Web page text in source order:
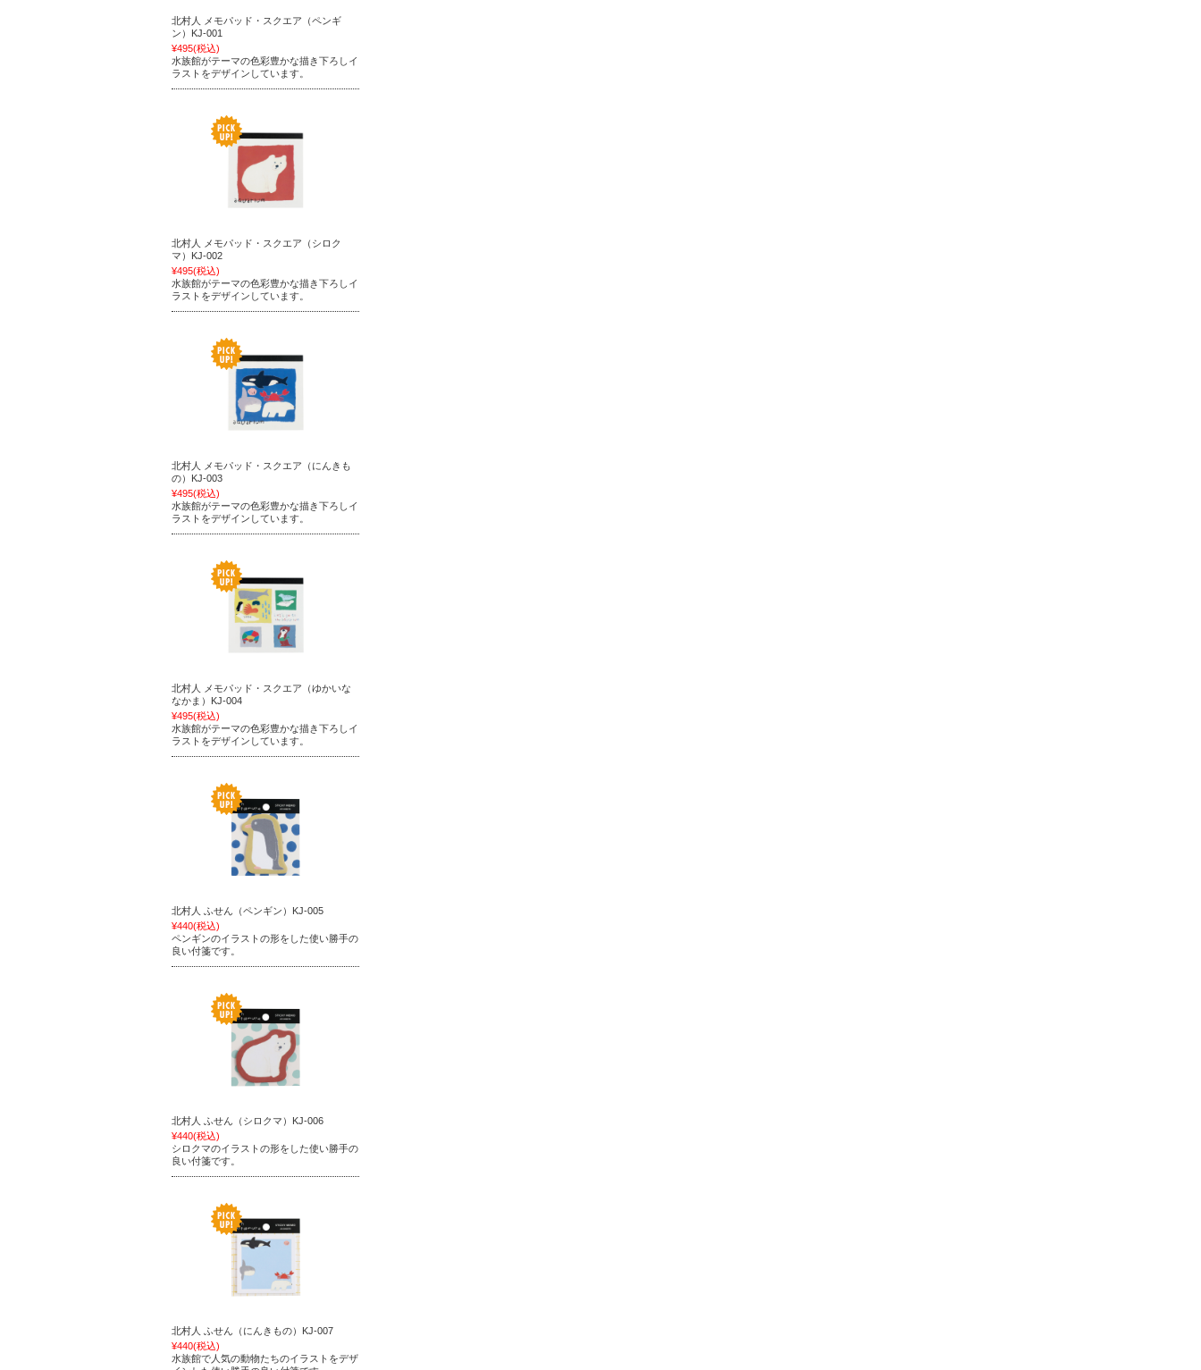
北村人 メモパッド・スクエア（ペンギ
ン）KJ-001
¥495(税込)
水族館がテーマの色彩豊かな描き下ろしイ
ラストをデザインしています。
北村人 メモパッド・スクエア（シロク
マ）KJ-002
¥495(税込)
水族館がテーマの色彩豊かな描き下ろしイ
ラストをデザインしています。
北村人 メモパッド・スクエア（にんきも
の）KJ-003
¥495(税込)
水族館がテーマの色彩豊かな描き下ろしイ
ラストをデザインしています。
北村人 メモパッド・スクエア（ゆかいな
なかま）KJ-004
¥495(税込)
水族館がテーマの色彩豊かな描き下ろしイ
ラストをデザインしています。
北村人 ふせん（ペンギン）KJ-005
¥440(税込)
ペンギンのイラストの形をした使い勝手の
良い付箋です。
北村人 ふせん（シロクマ）KJ-006
¥440(税込)
シロクマのイラストの形をした使い勝手の
良い付箋です。
北村人 ふせん（にんきもの）KJ-007
¥440(税込)
水族館で人気の動物たちのイラストをデザ